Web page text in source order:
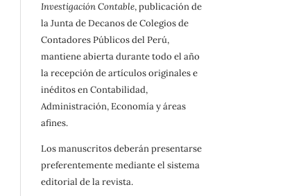
Investigación Contable, publicación de
la Junta de Decanos de Colegios de
Contadores Públicos del Perú,
mantiene abierta durante todo el año
la recepción de artículos originales e
inéditos en Contabilidad,
Administración, Economía y áreas
afines.
Los manuscritos deberán presentarse
preferentemente mediante el sistema
editorial de la revista.